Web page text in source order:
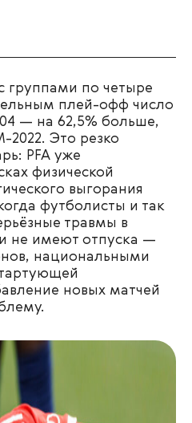
группами по четыре
плей-офф число
— на 62,5% больше,
Это резко
PFA уже
физической
выгорания
футболисты и так
травмы в
не имеют отпуска —
национальными
новых матчей